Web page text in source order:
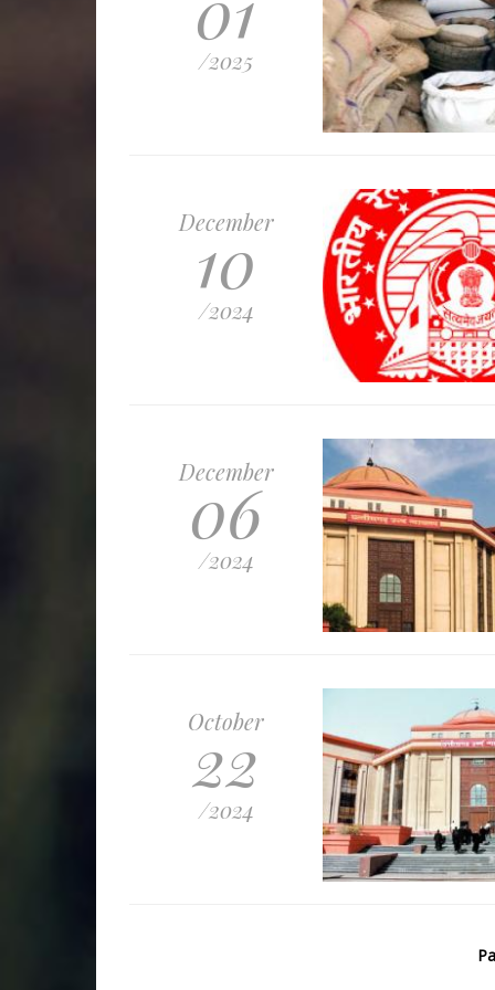
/2025
December
10
/2024
December
06
/2024
October
22
/2024